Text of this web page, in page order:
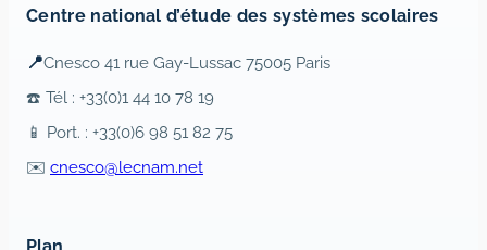
Centre national d’étude des systèmes scolaires
📍Cnesco 41 rue Gay-Lussac 75005 Paris
☎️ Tél : +33(0)1 44 10 78 19
📱 Port. : +33(0)6 98 51 82 75
✉️ cnesco@lecnam.net